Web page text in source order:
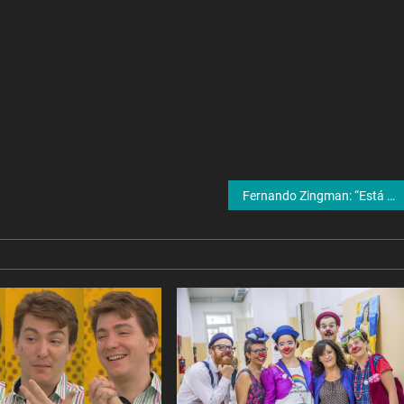
Fernando Zingman: “Está bien hablar de salud mental, no se debe estigmatizar”